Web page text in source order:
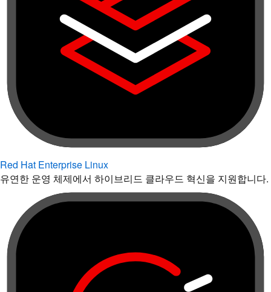
Red Hat Enterprise Linux
유연한 운영 체제에서 하이브리드 클라우드 혁신을 지원합니다.